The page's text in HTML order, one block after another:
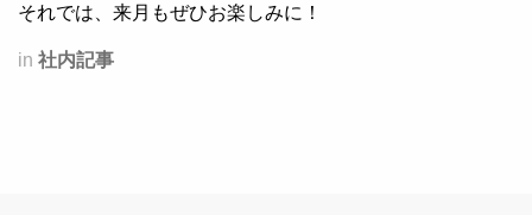
それでは、来月もぜひお楽しみに！
in 社内記事